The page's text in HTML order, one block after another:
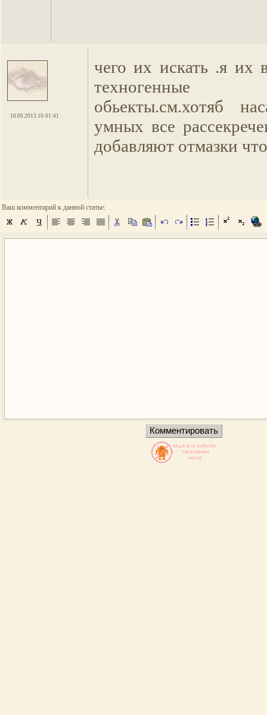
10.09.2013 10:01:41
чего их искать .я их
техногенные
обьекты.см.хотяб
умных все
добавляют отмазки
Ваш комментарий к данной статье: